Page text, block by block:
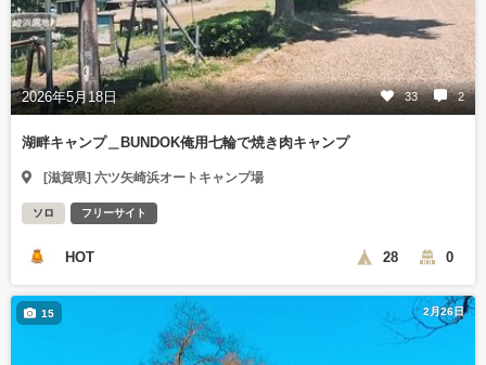
2026年5月18日 33 2
湖畔キャンプ＿BUNDOK俺用七輪で焼き肉キャンプ
[滋賀県] 六ツ矢崎浜オートキャンプ場
ソロ フリーサイト
HOT 28 0
2月26日
15